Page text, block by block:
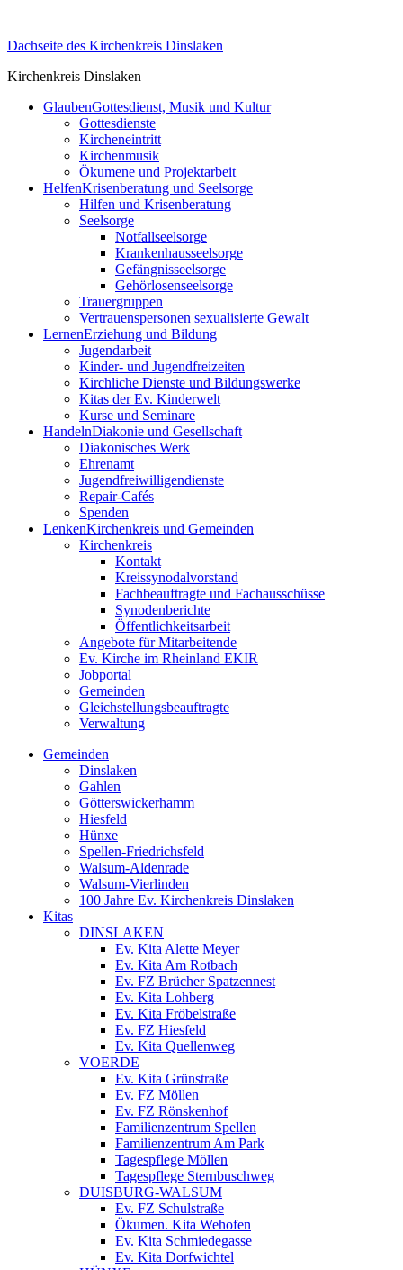
content
Dachseite des Kirchenkreis Dinslaken
Kirchenkreis Dinslaken
GlaubenGottesdienst, Musik und Kultur
Gottesdienste
Kircheneintritt
Kirchenmusik
Ökumene und Projektarbeit
HelfenKrisenberatung und Seelsorge
Hilfen und Krisenberatung
Seelsorge
Notfallseelsorge
Krankenhausseelsorge
Gefängnisseelsorge
Gehörlosenseelsorge
Trauergruppen
Vertrauenspersonen sexualisierte Gewalt
LernenErziehung und Bildung
Jugendarbeit
Kinder- und Jugendfreizeiten
Kirchliche Dienste und Bildungswerke
Kitas der Ev. Kinderwelt
Kurse und Seminare
HandelnDiakonie und Gesellschaft
Diakonisches Werk
Ehrenamt
Jugendfreiwilligendienste
Repair-Cafés
Spenden
LenkenKirchenkreis und Gemeinden
Kirchenkreis
Kontakt
Kreissynodalvorstand
Fachbeauftragte und Fachausschüsse
Synodenberichte
Öffentlichkeitsarbeit
Angebote für Mitarbeitende
Ev. Kirche im Rheinland EKIR
Jobportal
Gemeinden
Gleichstellungs­­­beauftragte
Verwaltung
Gemeinden
Dinslaken
Gahlen
Götterswickerhamm
Hiesfeld
Hünxe
Spellen-Friedrichsfeld
Walsum-Aldenrade
Walsum-Vierlinden
100 Jahre Ev. Kirchenkreis Dinslaken
Kitas
DINSLAKEN
Ev. Kita Alette Meyer
Ev. Kita Am Rotbach
Ev. FZ Brücher Spatzennest
Ev. Kita Lohberg
Ev. Kita Fröbelstraße
Ev. FZ Hiesfeld
Ev. Kita Quellenweg
VOERDE
Ev. Kita Grünstraße
Ev. FZ Möllen
Ev. FZ Rönskenhof
Familienzentrum Spellen
Familienzentrum Am Park
Tagespflege Möllen
Tagespflege Sternbuschweg
DUISBURG-WALSUM
Ev. FZ Schulstraße
Ökumen. Kita Wehofen
Ev. Kita Schmiedegasse
Ev. Kita Dorfwichtel